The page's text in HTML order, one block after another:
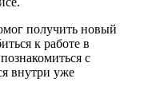
получить новый
к работе в
с
внутри уже